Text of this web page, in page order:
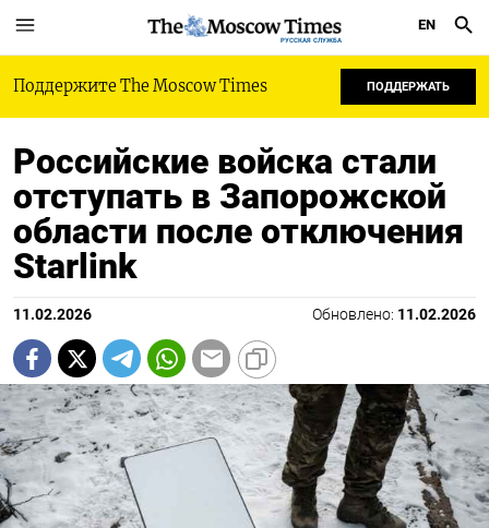
РУССКАЯ СЛУЖБА
EN
Поддержите The Moscow Times ПОДДЕРЖАТЬ
Российские войска стали
отступать в Запорожской
области после отключения
Starlink
11.02.2026 Обновлено: 11.02.2026